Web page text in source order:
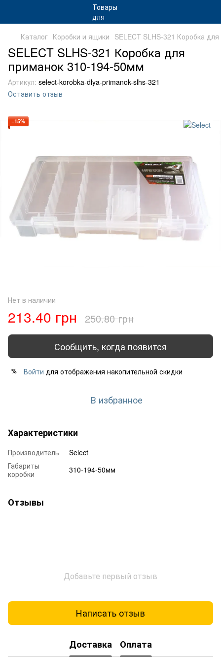
Каталог Коробки и ящики SELECT SLHS-321 Коробка
SELECT SLHS-321 Коробка для
приманок 310-194-50мм
Артикул: select-korobka-dlya-primanok-slhs-321
Оставить отзыв
−15%
Нет в наличии
213.40 грн 250.80 грн
Сообщить, когда появится
% Войти для отображения накопительной скидки
В избранное
Характеристики
Производитель
Select
Габариты
коробки
310-194-50мм
Отзывы
Добавьте первый отзыв
Написать отзыв
Доставка Оплата